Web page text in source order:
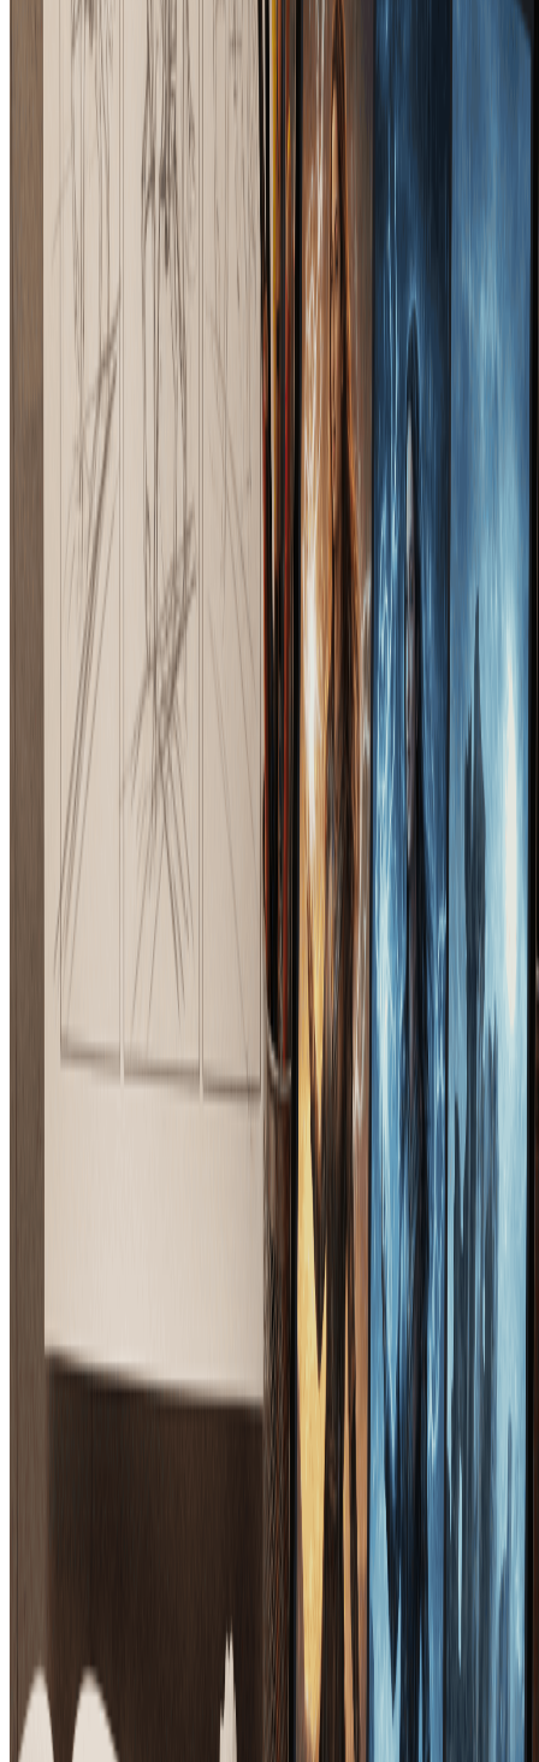
Hand Drawn Illustration Generator
Transform photos into beautiful hand-drawn illustrations with our
free AI illustration generator.